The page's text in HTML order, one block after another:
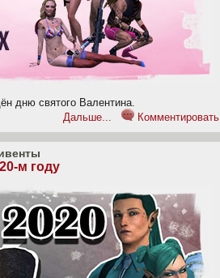
дню святого Валентина.
Дальше...
Комментировать
м году